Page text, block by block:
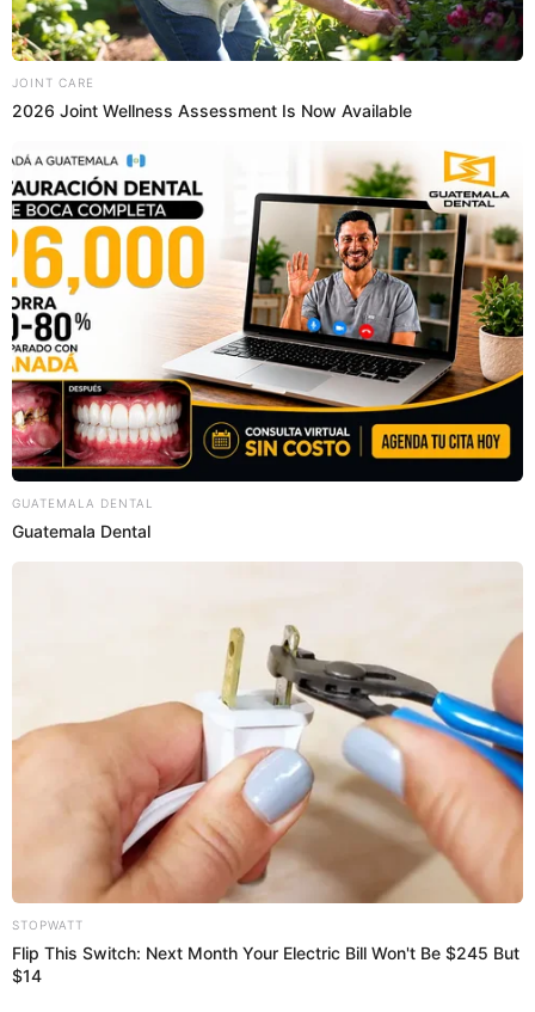
Quiénes somos Contáctanos
Políticas y Estándares
Términos de uso
Enlaces de interés